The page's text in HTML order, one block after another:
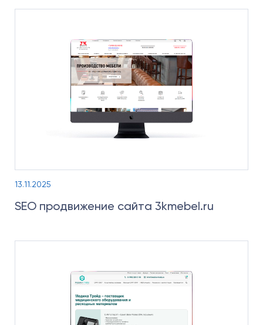
13.11.2025
SEO продвижение сайта 3kmebel.ru